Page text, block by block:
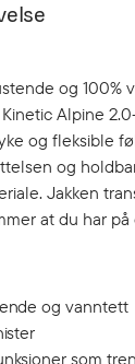
og 100%
Alpine
og fleksible
og
Jakken
at du har
og vanntett
som